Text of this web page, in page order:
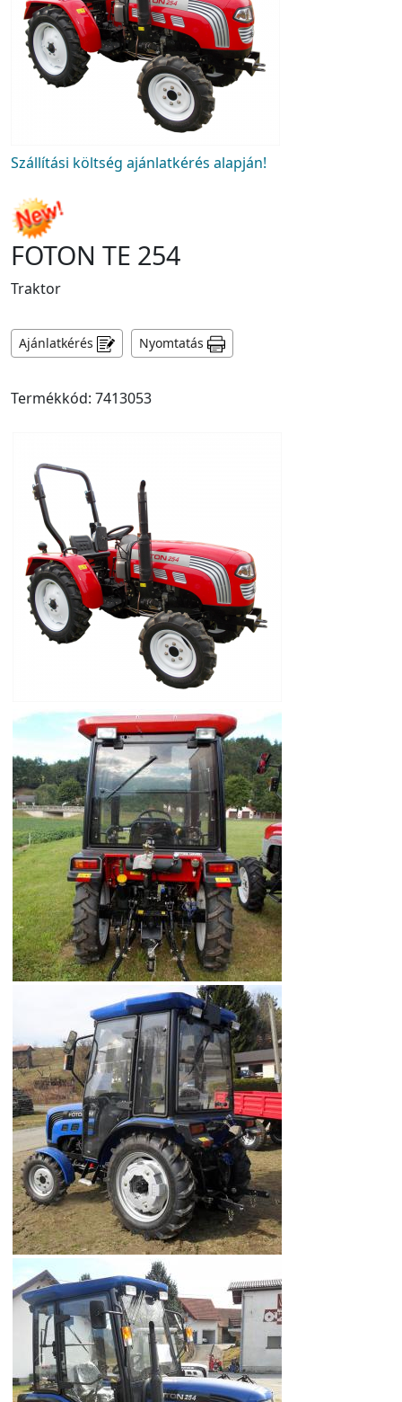
Szállítási költség ajánlatkérés alapján!
FOTON TE 254
Traktor
Ajánlatkérés Nyomtatás
Termékkód: 7413053